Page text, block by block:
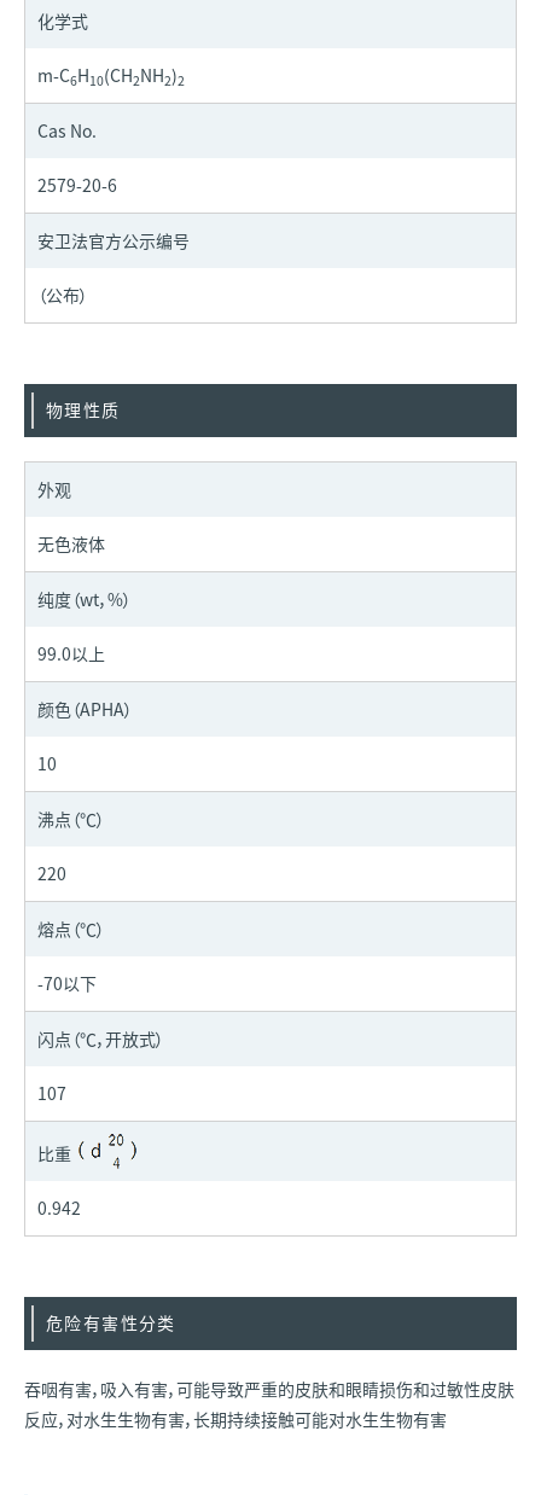
化学式
m-C6H10(CH2NH2)2
Cas No.
2579-20-6
安卫法官方公示编号
（公布）
物理性质
外观
无色液体
纯度（wt，%）
99.0以上
颜色（APHA）
10
沸点（℃）
220
熔点（℃）
-70以下
闪点（℃，开放式）
107
比重
0.942
危险有害性分类
吞咽有害，吸入有害，可能导致严重的皮肤和眼睛损伤和过敏性皮肤
反应，对水生生物有害，长期持续接触可能对水生生物有害